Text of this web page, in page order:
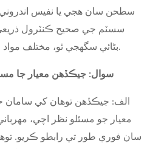
سطحن سان هجي يا نفيس
سسٽم جي صحيح ڪنٽرول ذريعي،
بڻائي سگهجي ٿو، مختلف مواد جي پروسيسنگ لاءِ مناسب.
سوال: جيڪڏهن معيار جا
الف: جيڪڏهن توهان کي
معيار جو مسئلو نظر اچي،
سان فوري طور تي رابطو ڪريو.